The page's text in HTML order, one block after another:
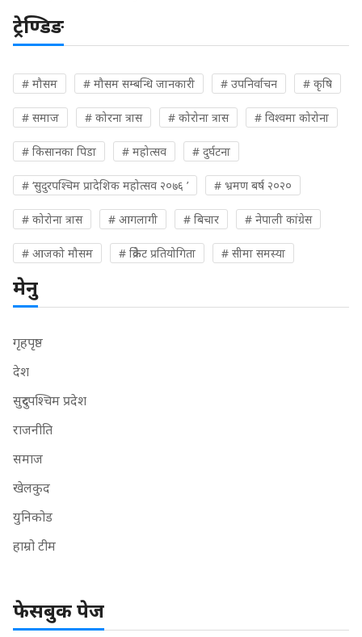
ट्रेण्डिङ
# मौसम # मौसम सम्बन्धि जानकारी # उपनिर्वाचन # कृषि
# समाज # कोरना त्रास # कोरोना त्रास # विश्वमा कोरोना
# किसानका पिडा # महोत्सव # दुर्घटना
# ‘सुदुरपश्चिम प्रादेशिक महोत्सव २०७६ ’ # भ्रमण बर्ष २०२०
# कोरोना त्रास # आगलागी # बिचार # नेपाली कांग्रेस
# आजको मौसम # क्रिकेट प्रतियोगिता # सीमा समस्या
मेनु
गृहपृष्ठ
देश
सुदुरपश्चिम प्रदेश
राजनीति
समाज
खेलकुद
युनिकोड
हाम्रो टीम
फेसबुक पेज